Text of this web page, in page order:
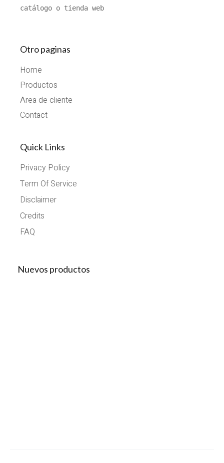
catálogo o tienda web
Otro paginas
Home
Productos
Area de cliente
Contact
Quick Links
Privacy Policy
Term Of Service
Disclaimer
Credits
FAQ
Nuevos productos